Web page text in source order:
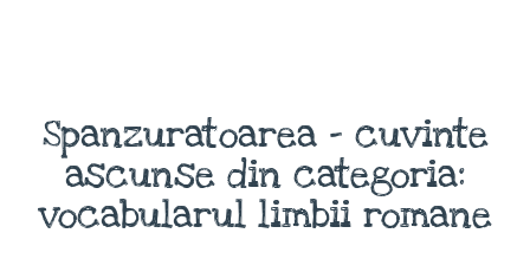
Spanzuratoarea - cuvinte
ascunse din categoria:
vocabularul limbii romane